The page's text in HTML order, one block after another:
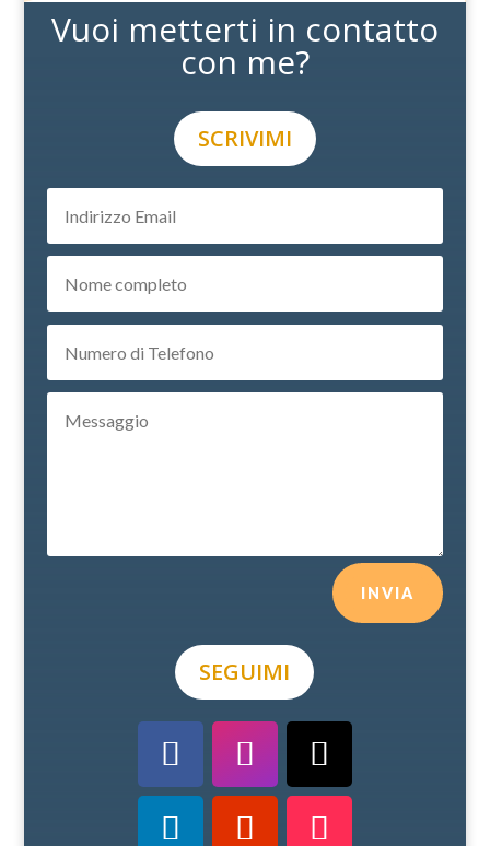
Vuoi metterti in contatto
con me?
SCRIVIMI
INVIA
SEGUIMI